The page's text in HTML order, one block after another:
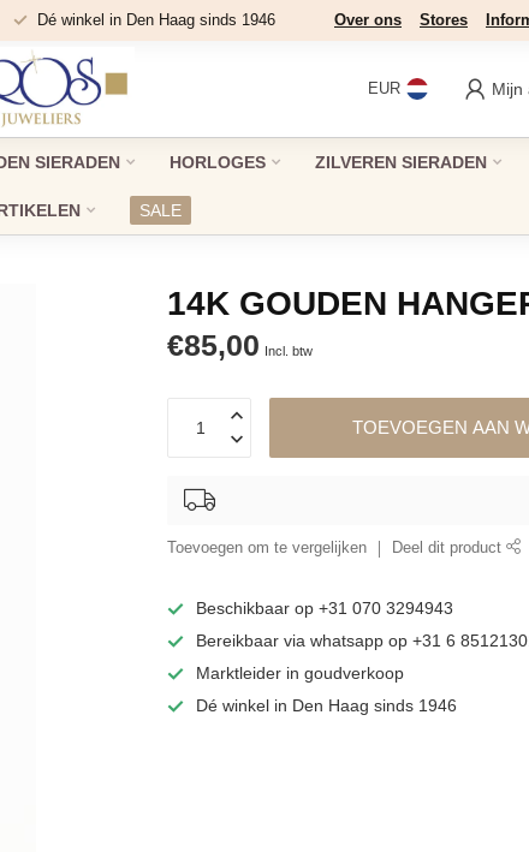
Dé winkel in Den Haag sinds 1946 Over ons Stores
EUR Mijn
SIERADEN HORLOGES ZILVEREN SIERADEN
SALE
14K GOUDEN
€85,00 Incl. btw
TOEVOEGEN AAN
Toevoegen om te vergelijken Deel dit product
Beschikbaar op +31 070 3294943
Bereikbaar via whatsapp op +31 6
Marktleider in goudverkoop
Dé winkel in Den Haag sinds 1946